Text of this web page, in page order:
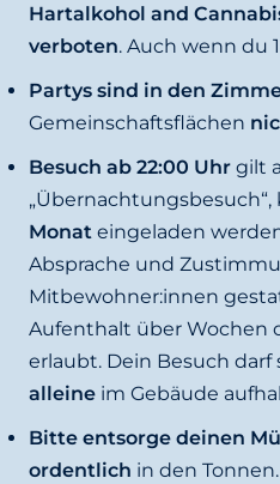
Hartalkohol and
verboten. Auch wenn du
Partys sind in den
Gemeinschaftsflächen
Besuch ab 22:00 Uhr gilt
„Übernachtungsbesuch“,
Monat eingeladen
Absprache und
Mitbewohner:innen
Aufenthalt über Wochen
erlaubt. Dein Besuch darf
alleine im Gebäude
Bitte entsorge deinen
ordentlich in den